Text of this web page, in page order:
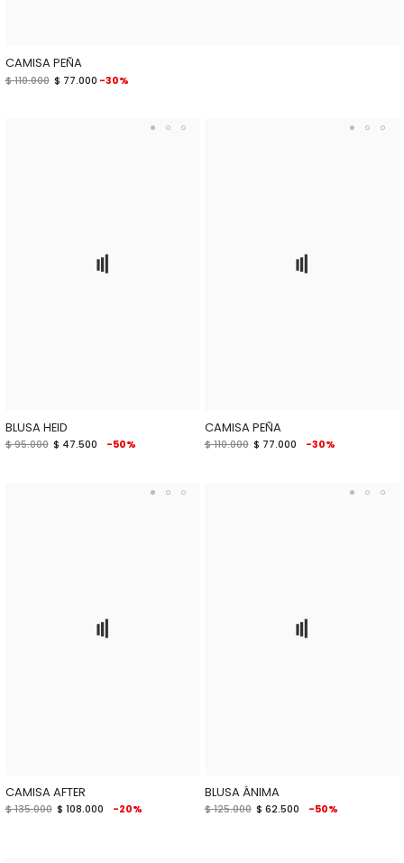
CAMISA PEÑA
$ 110.000 $ 77.000 -30%
BLUSA HEID
$ 95.000 $ 47.500 -50%
CAMISA PEÑA
$ 110.000 $ 77.000 -30%
CAMISA AFTER
$ 135.000 $ 108.000 -20%
BLUSA ÁNIMA
$ 125.000 $ 62.500 -50%